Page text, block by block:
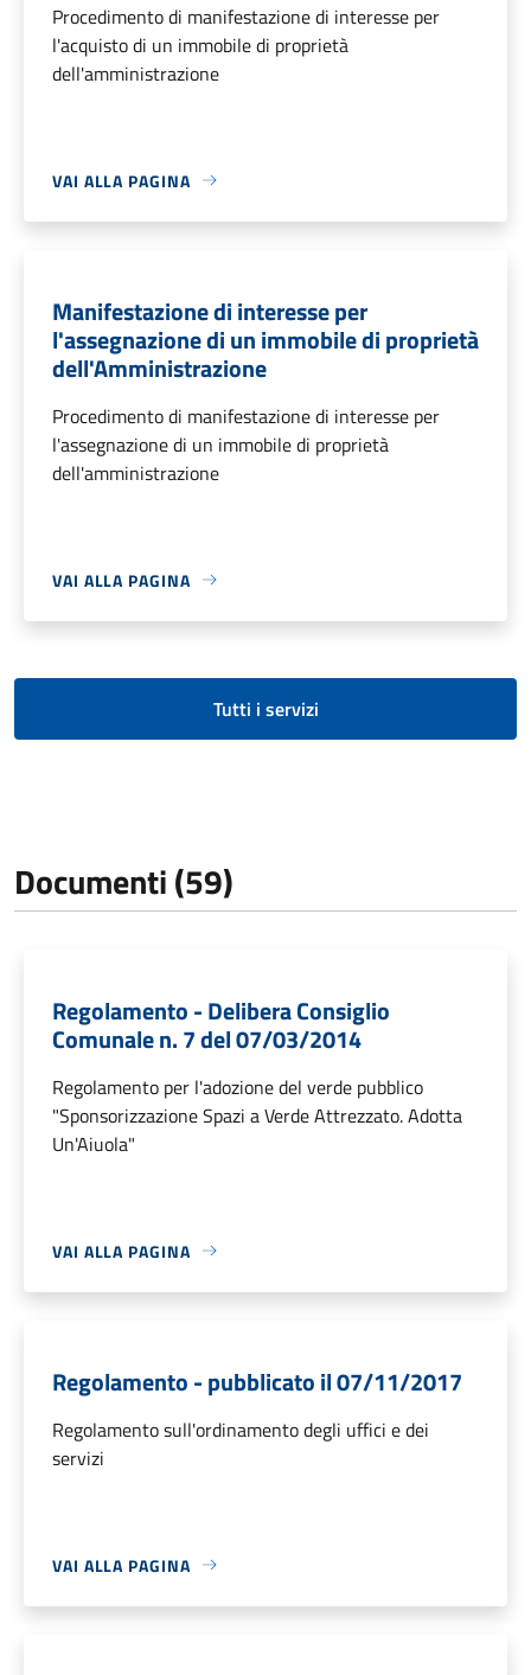
Procedimento di manifestazione di interesse per
l'acquisto di un immobile di proprietà
dell'amministrazione
VAI ALLA PAGINA
Manifestazione di interesse per
l'assegnazione di un immobile di proprietà
dell'Amministrazione
Procedimento di manifestazione di interesse per
l'assegnazione di un immobile di proprietà
dell'amministrazione
VAI ALLA PAGINA
Tutti i servizi
Documenti (59)
Regolamento - Delibera Consiglio
Comunale n. 7 del 07/03/2014
Regolamento per l'adozione del verde pubblico
"Sponsorizzazione Spazi a Verde Attrezzato. Adotta
Un'Aiuola"
VAI ALLA PAGINA
Regolamento - pubblicato il 07/11/2017
Regolamento sull'ordinamento degli uffici e dei
servizi
VAI ALLA PAGINA